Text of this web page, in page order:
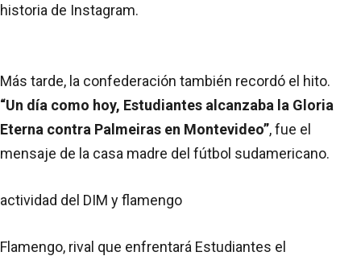
historia de Instagram.
Más tarde, la confederación también recordó el hito.
“Un día como hoy, Estudiantes alcanzaba la Gloria
Eterna contra Palmeiras en Montevideo”, fue el
mensaje de la casa madre del fútbol sudamericano.
actividad del DIM y flamengo
Flamengo, rival que enfrentará Estudiantes el